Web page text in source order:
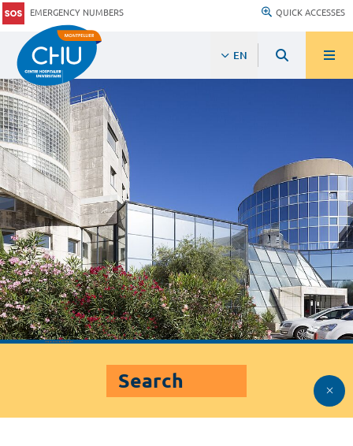
EMERGENCY NUMBERS QUICK ACCESSES
EN
Search